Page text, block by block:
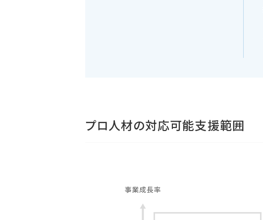
プロ人材の対応可能支援範囲